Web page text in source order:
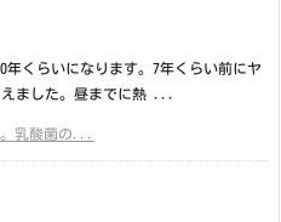
年くらいになります。7年くらい前にヤ
ました。昼までに熱 ...
乳酸菌の...